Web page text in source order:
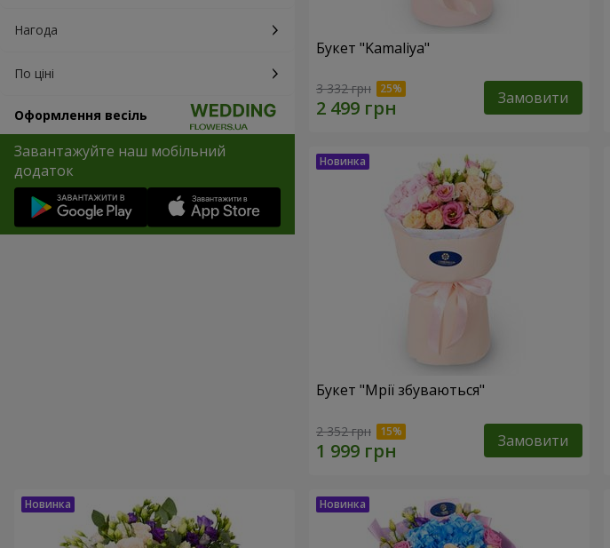
Нагода
По ціні
Оформлення весіль
Завантажуйте наш мобільний
додаток
Букет "Kamaliya"
3 332 грн Замовити
Букет "Мрії збуваються"
2 352 грн Замовити